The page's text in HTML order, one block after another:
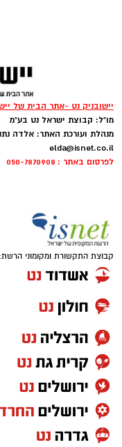
יש לכם מידע חשוב
חדשותי? מצאתם
אותנו
יישובניק נט -אתר הבית של
מו"ל: קבוצת ישראל נט בע"מ
מנהלת ועורכת האתר: אלדה
elda@isnet.co.il
לפרסום באתר : 050-7870908
קבוצת התקשורת ומקומוני הרשת: